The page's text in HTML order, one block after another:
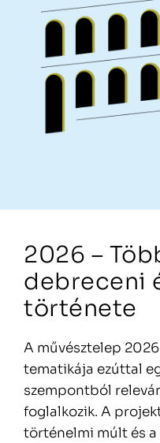
2026 –
debreceni
története
A művésztelep
tematikája ezúttal
szempontból
foglalkozik. A
történelmi múlt és a